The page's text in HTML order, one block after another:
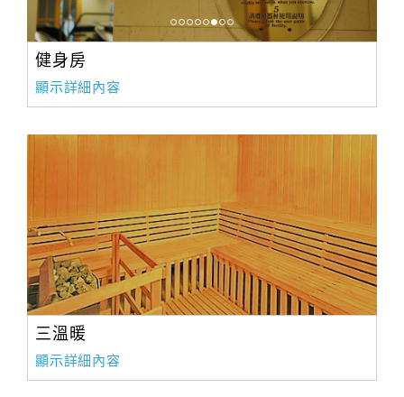
健身房
顯示詳細內容
三溫暖
顯示詳細內容